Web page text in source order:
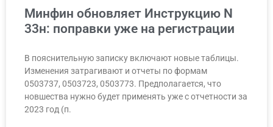
Минфин обновляет Инструкцию N
33н: поправки уже на регистрации
В пояснительную записку включают новые таблицы.
Изменения затрагивают и отчеты по формам
0503737, 0503723, 0503773. Предполагается, что
новшества нужно будет применять уже с отчетности за
2023 год (п.